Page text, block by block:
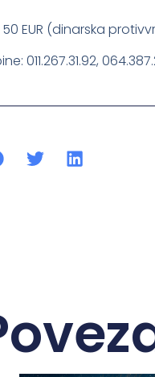
EUR (dinarska
011.267.31.92,